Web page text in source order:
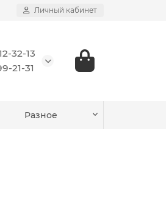
Личный кабинет
32-13
21-31
Разное